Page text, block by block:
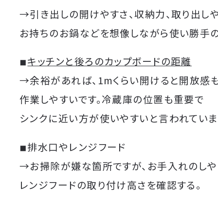
→引き出しの開けやすさ、収納力、取り出し
お持ちのお鍋などを想像しながら使い勝手
◾︎キッチンと後ろのカップボードの距離
→余裕があれば、1mくらい開けると開放感
作業しやすいです。冷蔵庫の位置も重要で
シンクに近い方が使いやすいと言われていま
◾︎排水口やレンジフード
→お掃除が嫌な箇所ですが、お手入れのし
レンジフードの取り付け高さを確認する。